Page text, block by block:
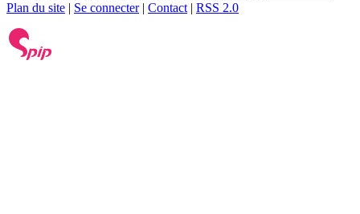
Plan du site | Se connecter| Contact | RSS 2.0